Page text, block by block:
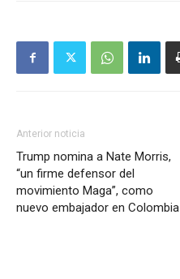
Anterior noticia
Trump nomina a Nate Morris,
“un firme defensor del
movimiento Maga”, como
nuevo embajador en Colombia